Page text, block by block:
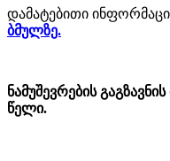
დამატებითი
ბმულზე.
ნამუშევრების
წელი.